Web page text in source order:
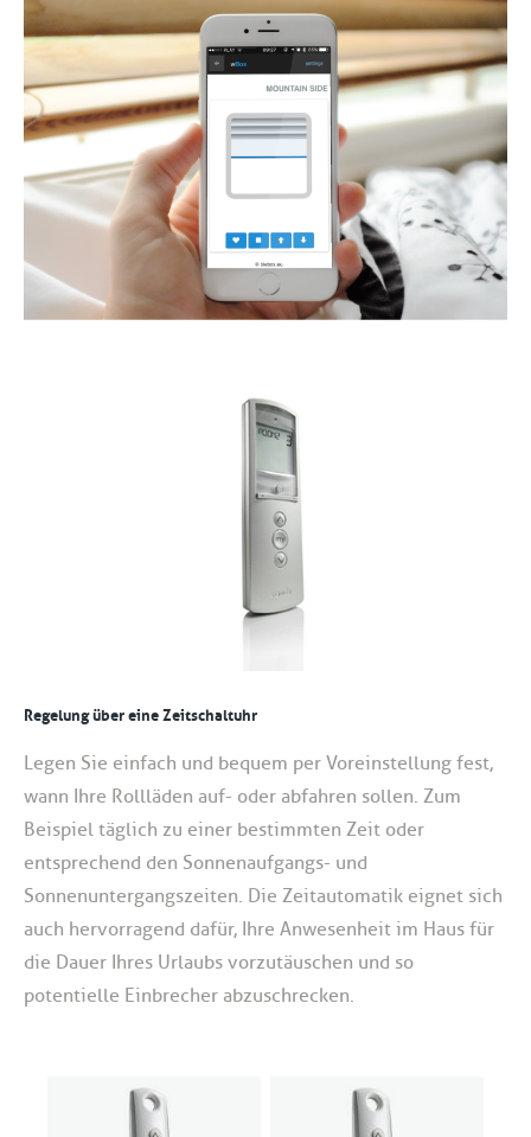
Regelung über eine Zeitschaltuhr
Legen Sie einfach und bequem per Voreinstellung fest,
wann Ihre Rollläden auf- oder abfahren sollen. Zum
Beispiel täglich zu einer bestimmten Zeit oder
entsprechend den Sonnenaufgangs- und
Sonnenuntergangszeiten. Die Zeitautomatik eignet sich
auch hervorragend dafür, Ihre Anwesenheit im Haus für
die Dauer Ihres Urlaubs vorzutäuschen und so
potentielle Einbrecher abzuschrecken.